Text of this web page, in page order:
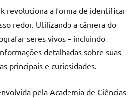
revoluciona a forma de identificar
redor. Utilizando a câmera do
seres vivos – incluindo
detalhadas sobre suas
principais e curiosidades.
pela Academia de Ciências